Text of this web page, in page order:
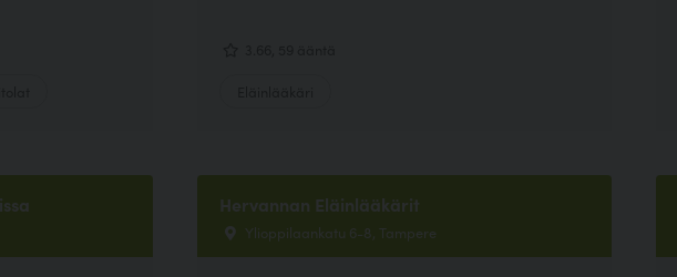
Hervannan Eläinlääkärit
Ylioppilaankatu 6-8, Tampere